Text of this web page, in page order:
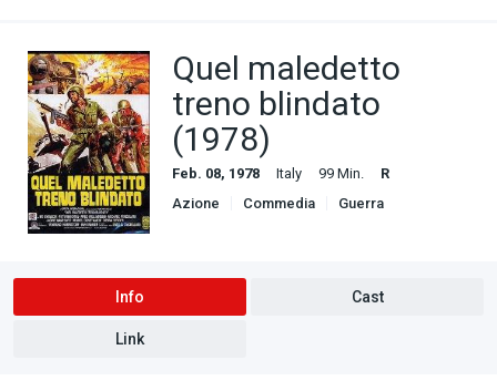
Quel maledetto
treno blindato
(1978)
Feb. 08, 1978 Italy 99 Min.
R
Azione
Commedia Guerra
Info Cast
Link